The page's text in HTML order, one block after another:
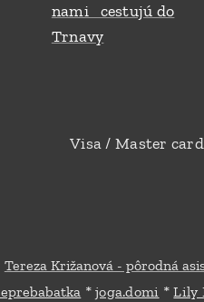
nami cestujú do
Trnavy
Visa / Master
Tereza Križanová - pôrodná
*joga.domi *Lily